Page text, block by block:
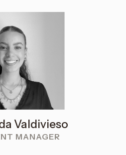
Valdivieso
MANAGER